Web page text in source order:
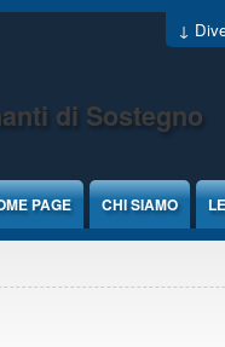
↓
di Sostegno
PAGE CHI SIAMO